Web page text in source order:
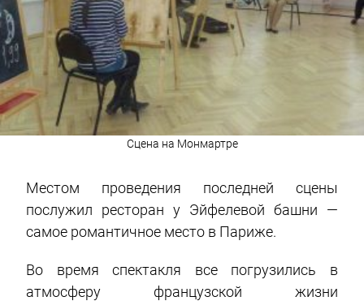
Сцена на Монмартре
Местом проведения последней сцены
послужил ресторан у Эйфелевой башни —
самое романтичное место в Париже.
Во время спектакля все погрузились в
атмосферу французской жизни